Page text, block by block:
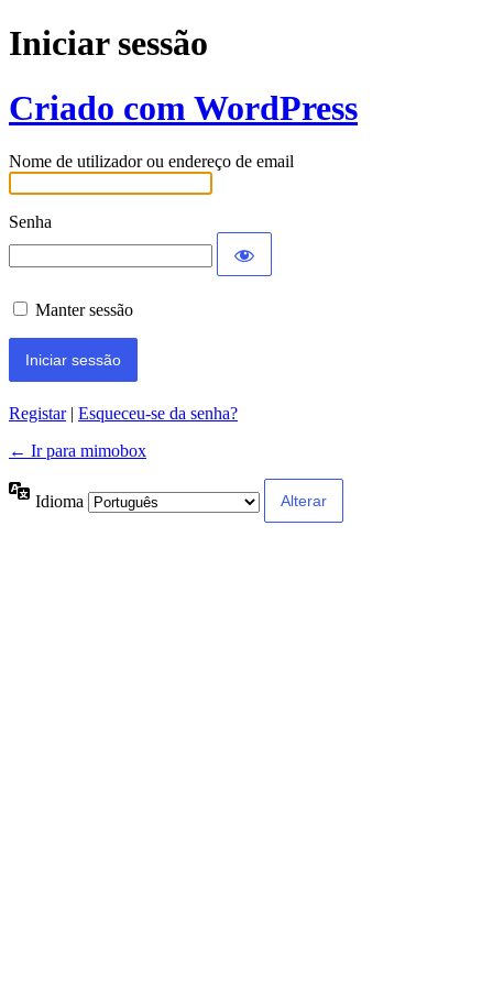
Iniciar sessão
Criado com WordPress
Nome de utilizador ou endereço de email
Senha
Manter sessão
Registar| Esqueceu-se da senha?
← Ir para mimobox
Idioma